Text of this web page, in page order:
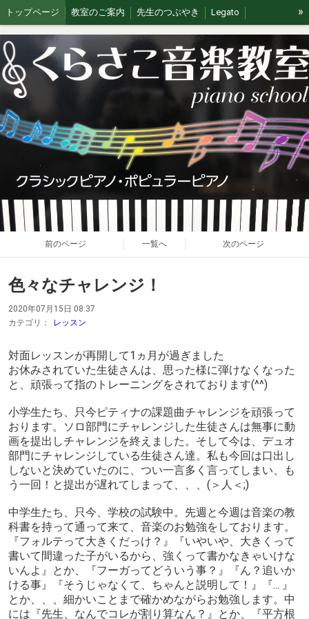
トップページ 教室のご案内 先生のつぶやき Legato
イベント/無料体験 ブログ J&G ステージの思い出
»
前のページ 一覧へ 次のページ
色々なチャレンジ！
2020年07月15日 08:37
カテゴリ：
レッスン
対面レッスンが再開して1ヵ月が過ぎました
お休みされていた生徒さんは、思った様に弾けなくなった
と、頑張って指のトレーニングをされております(^^)
小学生たち、只今ピティナの課題曲チャレンジを頑張って
おります。ソロ部門にチャレンジした生徒さんは無事に動
画を提出しチャレンジを終えました。そして今は、デュオ
部門にチャレンジしている生徒さん達。私も今回は口出し
しないと決めていたのに、つい一言多く言ってしまい、も
う一回！と提出が遅れてしまって、、、(＞人＜;)
中学生たち、只今、学校の試験中。先週と今週は音楽の教
科書を持って通って来て、音楽のお勉強をしております。
『フォルテって大きくだっけ？』『いやいや、大きくって
書いて間違った子がいるから、強くって書かなきゃいけな
いんよ』とか、『フーガってどういう事？』『ん？追いか
ける事』『そうじゃなくて、ちゃんと説明して！』『... 』
とか、、、細かいことまで確かめながらお勉強します。中
には『先生、なんでコレが割り算なん？』とか、『平方根